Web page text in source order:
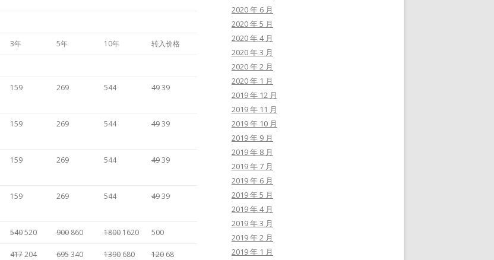
3年 5年 10年 转入价格
159 269 544 4939
159 269 544 4939
159 269 544 4939
159 269 544 4939
540520 900 860 1800 1620 500
417204 695340 1390 680 120 68
2020 年 6 月
2020 年 5 月
2020 年 4 月
2020 年 3 月
2020 年 2 月
2020 年 1 月
2019 年 12 月
2019 年 11 月
2019 年 10 月
2019 年 9 月
2019 年 8 月
2019 年 7 月
2019 年 6 月
2019 年 5 月
2019 年 4 月
2019 年 3 月
2019 年 2 月
2019 年 1 月